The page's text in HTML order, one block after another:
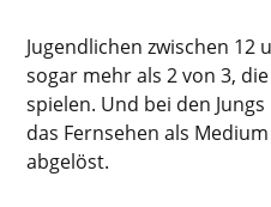
Jugendlichen zwischen 12
sogar mehr als 2 von 3,
spielen. Und bei den
das Fernsehen als
abgelöst.